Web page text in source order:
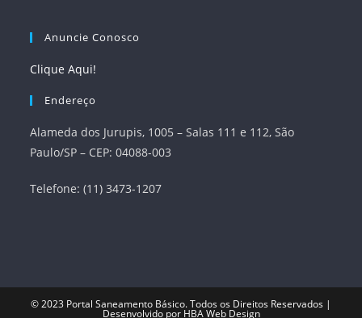
Anuncie Conosco
Clique Aqui!
Endereço
Alameda dos Jurupis, 1005 – Salas 111 e 112, São
Paulo/SP – CEP: 04088-003
Telefone: (11) 3473-1207
© 2023 Portal Saneamento Básico. Todos os Direitos Reservados |
Desenvolvido por HBA Web Design